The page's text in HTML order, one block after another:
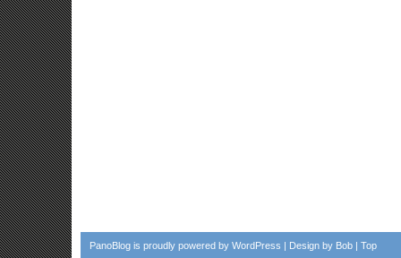
PanoBlog is proudly powered by WordPress | Design by Bob | Top